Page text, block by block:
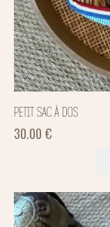
PETIT SAC À DOS
30.00 €